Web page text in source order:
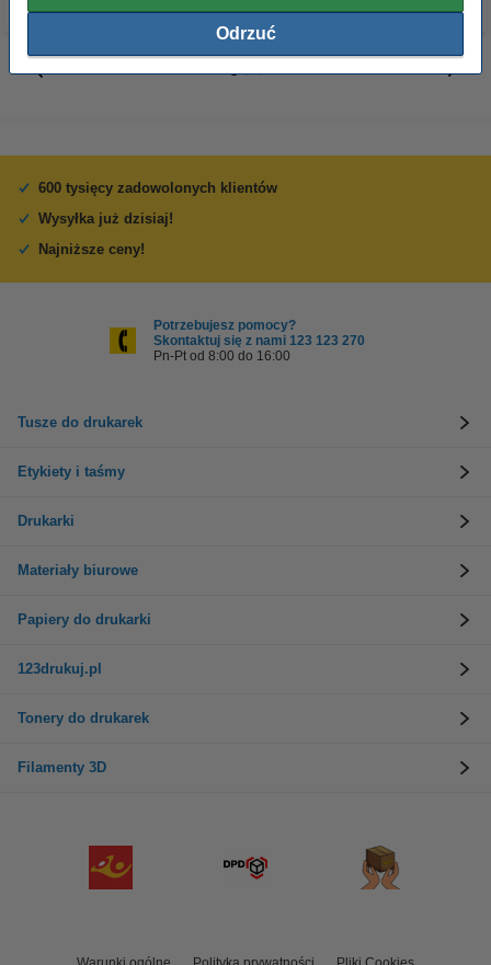
Odrzuć
600 tysięcy zadowolonych klientów
Wysyłka już dzisiaj!
Najniższe ceny!
Potrzebujesz pomocy?
Skontaktuj się z nami 123 123 270
Pn-Pt od 8:00 do 16:00
Tusze do drukarek
Etykiety i taśmy
Drukarki
Materiały biurowe
Papiery do drukarki
123drukuj.pl
Tonery do drukarek
Filamenty 3D